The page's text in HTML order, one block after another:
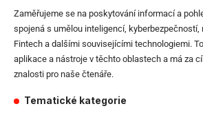
Zaměřujeme se na poskytování informací a
spojená s umělou inteligencí, kyberbezpečností,
Fintech a dalšími souvisejícími technologiemi.
aplikace a nástroje v těchto oblastech a má za
znalosti pro naše čtenáře.
Tematické kategorie